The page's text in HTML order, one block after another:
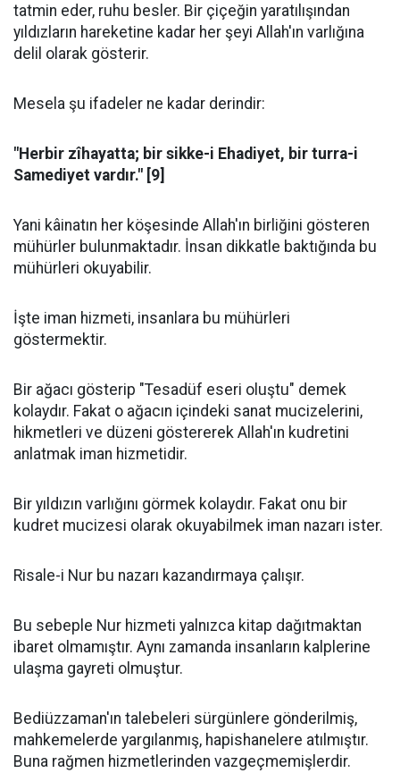
tatmin eder, ruhu besler. Bir çiçeğin yaratılışından
yıldızların hareketine kadar her şeyi Allah'ın varlığına
delil olarak gösterir.
Mesela şu ifadeler ne kadar derindir:
"Herbir zîhayatta; bir sikke-i Ehadiyet, bir turra-i
Samediyet vardır." [9]
Yani kâinatın her köşesinde Allah'ın birliğini gösteren
mühürler bulunmaktadır. İnsan dikkatle baktığında bu
mühürleri okuyabilir.
İşte iman hizmeti, insanlara bu mühürleri
göstermektir.
Bir ağacı gösterip "Tesadüf eseri oluştu" demek
kolaydır. Fakat o ağacın içindeki sanat mucizelerini,
hikmetleri ve düzeni göstererek Allah'ın kudretini
anlatmak iman hizmetidir.
Bir yıldızın varlığını görmek kolaydır. Fakat onu bir
kudret mucizesi olarak okuyabilmek iman nazarı ister.
Risale-i Nur bu nazarı kazandırmaya çalışır.
Bu sebeple Nur hizmeti yalnızca kitap dağıtmaktan
ibaret olmamıştır. Aynı zamanda insanların kalplerine
ulaşma gayreti olmuştur.
Bediüzzaman'ın talebeleri sürgünlere gönderilmiş,
mahkemelerde yargılanmış, hapishanelere atılmıştır.
Buna rağmen hizmetlerinden vazgeçmemişlerdir.